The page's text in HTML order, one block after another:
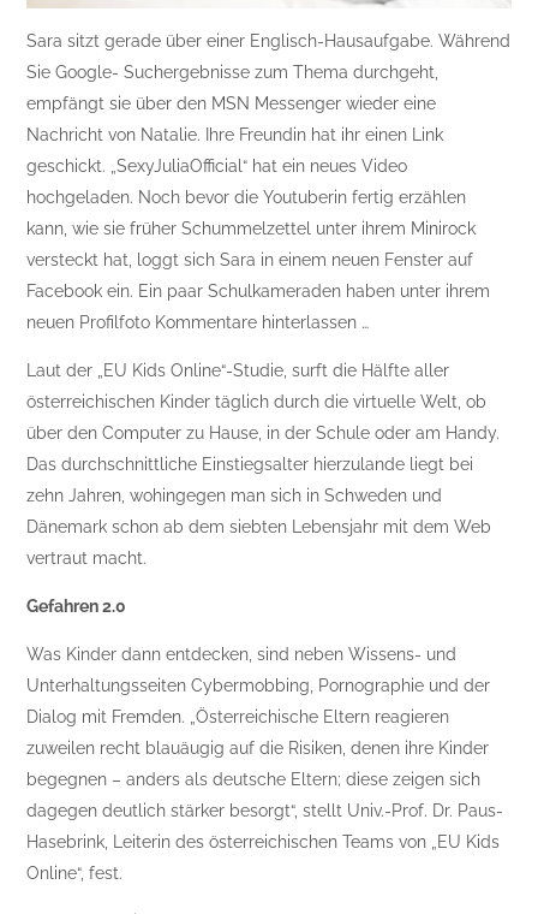
Sara sitzt gerade über einer Englisch-Hausaufgabe. Während
Sie Google- Suchergebnisse zum Thema durchgeht,
empfängt sie über den MSN Messenger wieder eine
Nachricht von Natalie. Ihre Freundin hat ihr einen Link
geschickt. „SexyJuliaOfficial“ hat ein neues Video
hochgeladen. Noch bevor die Youtuberin fertig erzählen
kann, wie sie früher Schummelzettel unter ihrem Minirock
versteckt hat, loggt sich Sara in einem neuen Fenster auf
Facebook ein. Ein paar Schulkameraden haben unter ihrem
neuen Profilfoto Kommentare hinterlassen …
Laut der „EU Kids Online“-Studie, surft die Hälfte aller
österreichischen Kinder täglich durch die virtuelle Welt, ob
über den Computer zu Hause, in der Schule oder am Handy.
Das durchschnittliche Einstiegsalter hierzulande liegt bei
zehn Jahren, wohingegen man sich in Schweden und
Dänemark schon ab dem siebten Lebensjahr mit dem Web
vertraut macht.
Gefahren 2.0
Was Kinder dann entdecken, sind neben Wissens- und
Unterhaltungsseiten Cybermobbing, Pornographie und der
Dialog mit Fremden. „Österreichische Eltern reagieren
zuweilen recht blauäugig auf die Risiken, denen ihre Kinder
begegnen – anders als deutsche Eltern; diese zeigen sich
dagegen deutlich stärker besorgt“, stellt Univ.-Prof. Dr. Paus-
Hasebrink, Leiterin des österreichischen Teams von „EU Kids
Online“, fest.